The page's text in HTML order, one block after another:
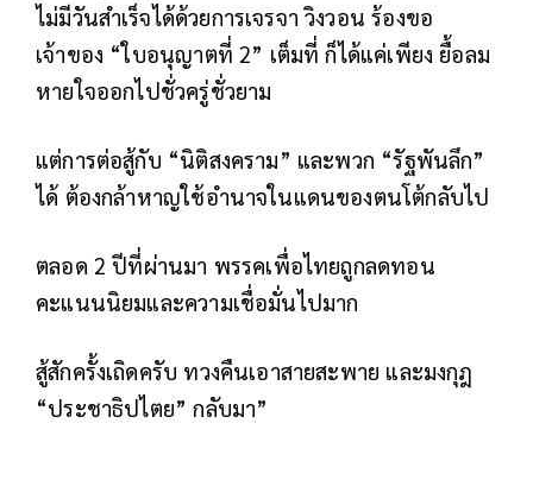
ไม่มีวันสำเร็จได้ด้วยการเจรจา วิงวอน ร้องขอ
เจ้าของ “ใบอนุญาตที่ 2” เต็มที่ ก็ได้แค่เพียง ยื้อลม
หายใจออกไปชั่วครู่ชั่วยาม
แต่การต่อสู้กับ “นิติสงคราม” และพวก “รัฐพันลึก”
ได้ ต้องกล้าหาญใช้อำนาจในแดนของตนโต้กลับไป
ตลอด 2 ปีที่ผ่านมา พรรคเพื่อไทยถูกลดทอน
คะแนนนิยมและความเชื่อมั่นไปมาก
สู้สักครั้งเถิดครับ ทวงคืนเอาสายสะพาย และมงกุฎ
“ประชาธิปไตย” กลับมา”